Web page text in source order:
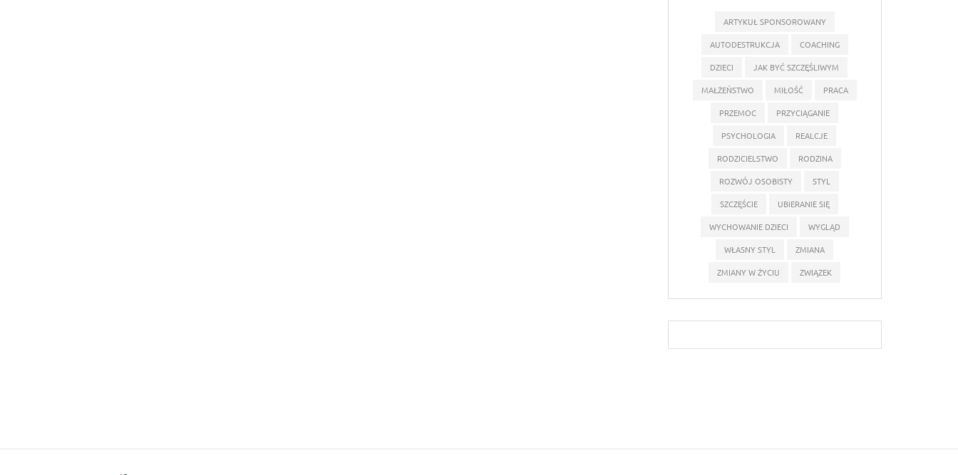
ARTYKUŁ SPONSOROWANY
AUTODESTRUKCJA
COACHING
DZIECI
JAK BYĆ SZCZĘŚLIWYM
MAŁŻEŃSTWO
MIŁOŚĆ
PRACA
PRZEMOC
PRZYCIĄGANIE
PSYCHOLOGIA
REALCJE
RODZICIELSTWO
RODZINA
ROZWÓJ OSOBISTY
STYL
SZCZĘŚCIE
UBIERANIE SIĘ
WYCHOWANIE DZIECI
WYGLĄD
WŁASNY STYL
ZMIANA
ZMIANY W ŻYCIU
ZWIĄZEK